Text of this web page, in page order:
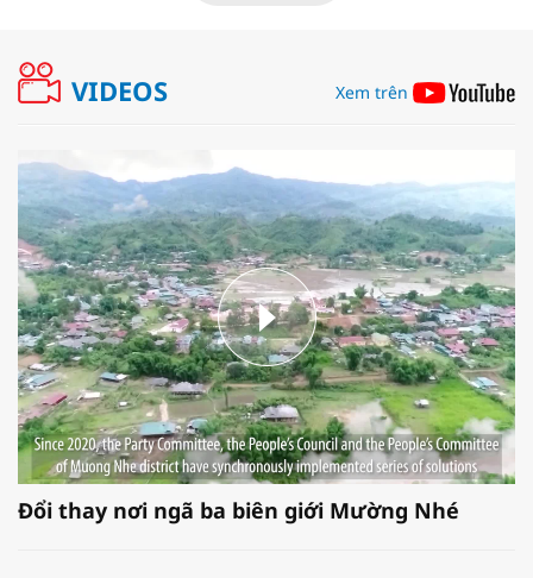
VIDEOS Xem trên
Đổi thay nơi ngã ba biên giới Mường Nhé